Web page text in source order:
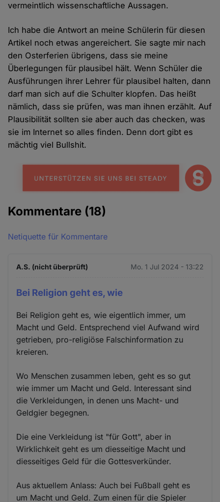
vermeintlich wissenschaftliche Aussagen.
Ich habe die Antwort an meine Schülerin für diesen
Artikel noch etwas angereichert. Sie sagte mir nach
den Osterferien übrigens, dass sie meine
Überlegungen für plausibel hält. Wenn Schüler die
Ausführungen ihrer Lehrer für plausibel halten, dann
darf man sich auf die Schulter klopfen. Das heißt
nämlich, dass sie prüfen, was man ihnen erzählt. Auf
Plausibilität sollten sie aber auch das checken, was
sie im Internet so alles finden. Denn dort gibt es
mächtig viel Bullshit.
Kommentare (18)
Netiquette für Kommentare
A.S. (nicht überprüft) Mo. 1 Jul 2024 - 13:22
Bei Religion geht es, wie
Bei Religion geht es, wie eigentlich immer, um
Macht und Geld. Entsprechend viel Aufwand wird
getrieben, pro-religiöse Falschinformation zu
kreieren.
Wo Menschen zusammen leben, geht es so gut
wie immer um Macht und Geld. Interessant sind
die Verkleidungen, in denen uns Macht- und
Geldgier begegnen.
Die eine Verkleidung ist "für Gott", aber in
Wirklichkeit geht es um diesseitige Macht und
diesseitiges Geld für die Gottesverkünder.
Aus aktuellem Anlass: Auch bei Fußball geht es
um Macht und Geld. Zum einen für die Spieler